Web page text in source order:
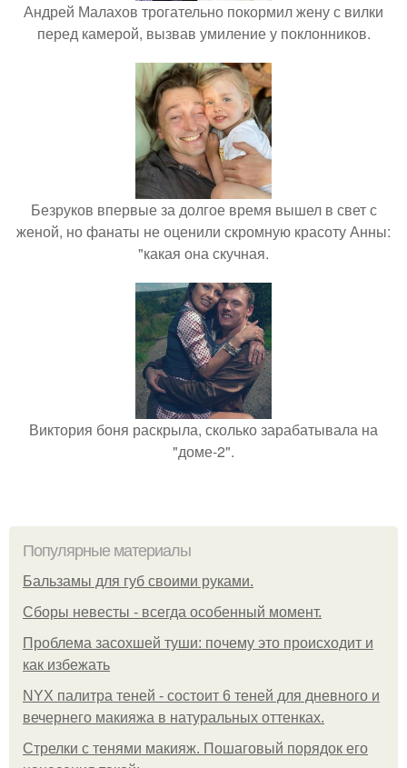
Андрей Малахов трогательно покормил жену с вилки
перед камерой, вызвав умиление у поклонников.
Безруков впервые за долгое время вышел в свет с
женой, но фанаты не оценили скромную красоту Анны:
"какая она скучная.
Виктория боня раскрыла, сколько зарабатывала на
"доме-2".
Популярные материалы
Бальзамы для губ своими руками.
Сборы невесты - всегда особенный момент.
Проблема засохшей туши: почему это происходит и
как избежать
NYX палитра теней - состоит 6 теней для дневного и
вечернего макияжа в натуральных оттенках.
Стрелки с тенями макияж. Пошаговый порядок его